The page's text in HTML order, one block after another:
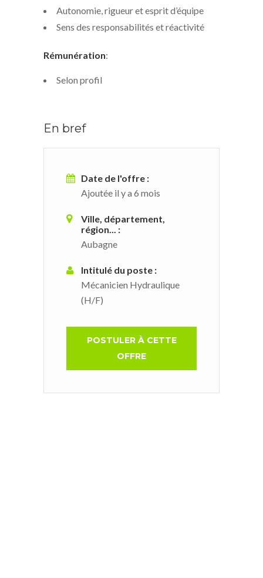
Autonomie, rigueur et esprit d’équipe
Sens des responsabilités et réactivité
Rémunération:
Selon profil
En bref
Date de l'offre :
Ajoutée il y a 6 mois
Ville, département,
région... :
Aubagne
Intitulé du poste :
Mécanicien Hydraulique
(H/F)
POSTULER À CETTE
OFFRE